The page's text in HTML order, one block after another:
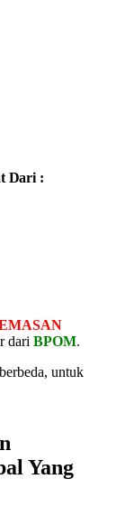
Dari :
dari BPOM.
untuk
Yang